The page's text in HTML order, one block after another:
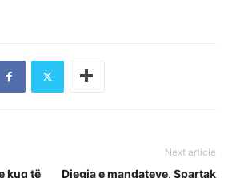
kuq të
Next article
Djegia e mandateve, Spartak